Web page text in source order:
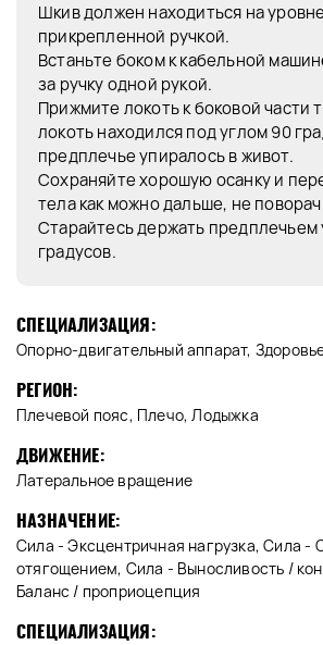
Шкив должен находиться на
прикрепленной ручкой.
Встаньте боком к кабельной
за ручку одной рукой.
Прижмите локоть к боковой части
локоть находился под углом 90
предплечье упиралось в живот.
Сохраняйте хорошую осанку и
тела как можно дальше, не
Старайтесь держать предплечьем
градусов.
СПЕЦИАЛИЗАЦИЯ:
Опорно-двигательный аппарат,
РЕГИОН:
Плечевой пояс, Плечо, Лодыжка
ДВИЖЕНИЕ:
Латеральное вращение
НАЗНАЧЕНИЕ:
Сила - Эксцентричная нагрузка, Сила -
отягощением, Сила - Выносливость /
Баланс / проприоцепция
СПЕЦИАЛИЗАЦИЯ: